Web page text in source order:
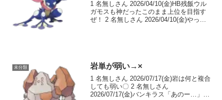
1 名無しさん 2026/04/10(金)HB残飯ウル
ガモスも神だったこのまま上位を目指す
ぜ！ 2 名無しさん 2026/04/10(金)やった
未分類 岩単が弱い→×
1 名無しさん 2026/07/17(金)岩は何と複合
しても弱い〇 2 名無しさん
2026/07/17(金)バンキラス「あのー…」 4